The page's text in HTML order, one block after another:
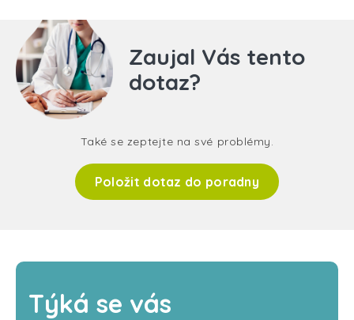
Zaujal Vás tento
dotaz?
Také se zeptejte na své problémy.
Položit dotaz do poradny
Týká se vás